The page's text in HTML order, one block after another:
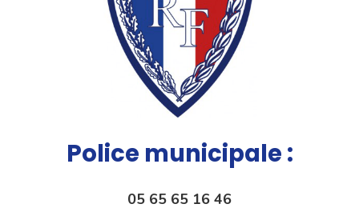
Police municipale :
05 65 65 16 46